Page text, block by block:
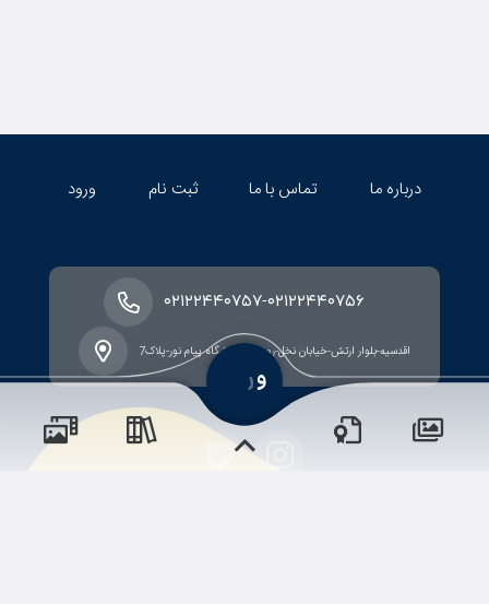
درباره ما تماس با ما ثبت نام ورود
اقدسیه-بلوار ارتش-خیابان نخل-روبروی دانشگاه پیام نور-پلاک7
۰۲۱۲۲۴۴۰۷۵۶-۰۲۱۲۲۴۴۰۷۵۷